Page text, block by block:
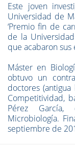
Este joven
Universidad de
‘Premio fin de
de la
que acabaron
Máster en
obtuvo un
doctores
Competitividad,
Pérez García,
Microbiología.
septiembre de